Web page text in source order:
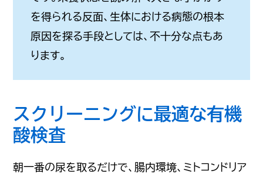
を得られる反面、生体における病態の根本
原因を探る手段としては、不十分な点もあ
ります。
スクリーニングに最適な有機
酸検査
朝一番の尿を取るだけで、腸内環境、ミトコンドリア